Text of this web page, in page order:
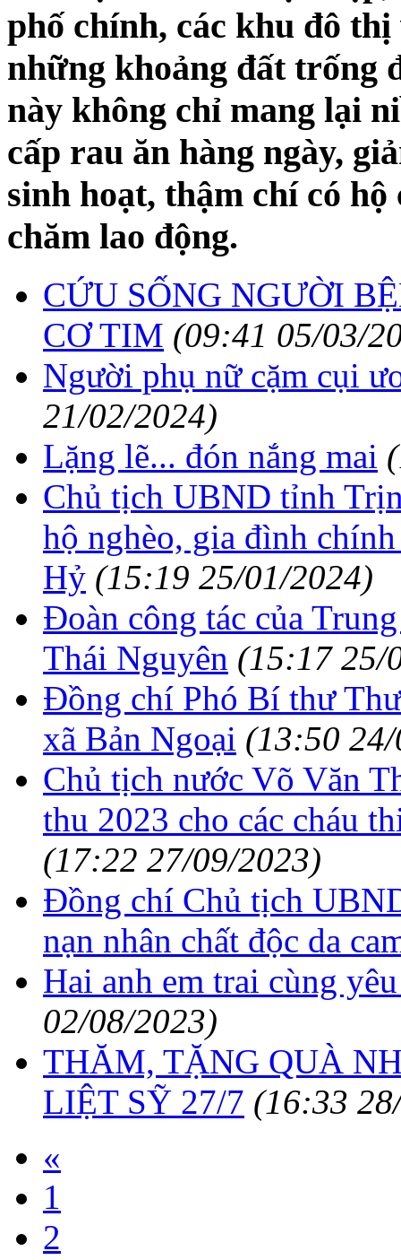
phố chính, các khu đô
những khoảng đất trống
này không chỉ mang lại
cấp rau ăn hàng ngày,
sinh hoạt, thậm chí có
chăm lao động.
CỨU SỐNG NGƯỜI
CƠ TIM (09:41 05/03/
Người phụ nữ cặm cụi
21/02/2024)
Lặng lẽ... đón nắng mai
Chủ tịch UBND tỉnh
hộ nghèo, gia đình
Hỷ (15:19 25/01/2024)
Đoàn công tác của
Thái Nguyên (15:17 25/
Đồng chí Phó Bí thư
xã Bản Ngoại (13:50
Chủ tịch nước Võ Văn
thu 2023 cho các cháu
(17:22 27/09/2023)
Đồng chí Chủ tịch
nạn nhân chất độc da
Hai anh em trai cùng
02/08/2023)
THĂM, TẶNG QUÀ
LIỆT SỸ 27/7 (16:33
«
1
2